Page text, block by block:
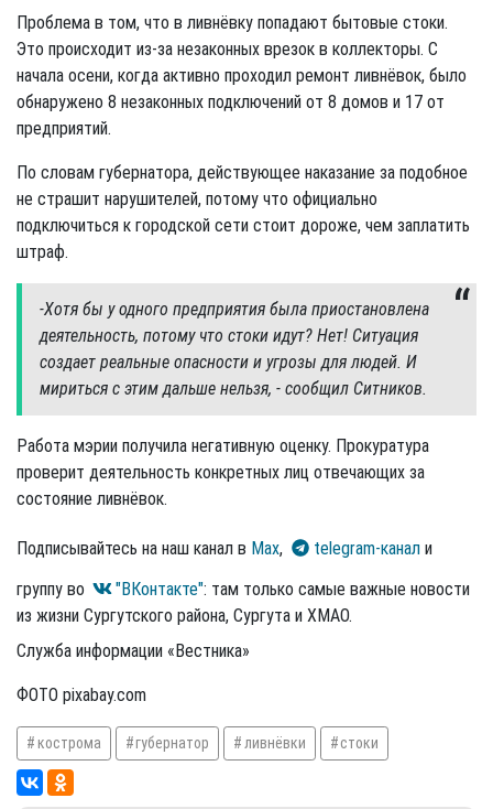
Проблема в том, что в ливнёвку попадают бытовые стоки.
Это происходит из-за незаконных врезок в коллекторы. С
начала осени, когда активно проходил ремонт ливнёвок, было
обнаружено 8 незаконных подключений от 8 домов и 17 от
предприятий.
По словам губернатора, действующее наказание за подобное
не страшит нарушителей, потому что официально
подключиться к городской сети стоит дороже, чем заплатить
штраф.
-Хотя бы у одного предприятия была приостановлена
деятельность, потому что стоки идут? Нет! Ситуация
создает реальные опасности и угрозы для людей. И
мириться с этим дальше нельзя, - сообщил Ситников.
Работа мэрии получила негативную оценку. Прокуратура
проверит деятельность конкретных лиц отвечающих за
состояние ливнёвок.
Подписывайтесь на наш канал в Max, telegram-канал и
группу во
"ВКонтакте": там только самые важные новости
из жизни Сургутского района, Сургута и ХМАО.
Служба информации «Вестника»
ФОТО pixabay.com
кострома губернатор ливнёвки стоки